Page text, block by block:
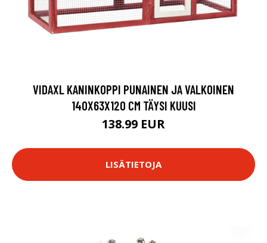
VIDAXL KANINKOPPI PUNAINEN JA VALKOINEN
140X63X120 CM TÄYSI KUUSI
138.99 EUR
LISÄTIETOJA